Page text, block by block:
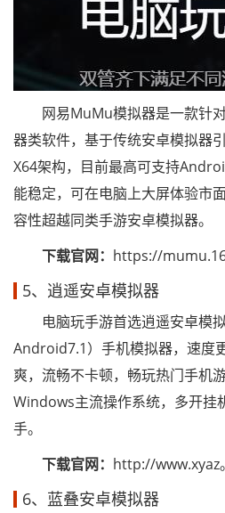
网易MuMu模拟器是一款针对
器类软件，基于传统安卓模拟器
X64架构，目前最高可支持
能稳定，可在电脑上大屏体验市
容性超越同类手游安卓模拟器。
下载官网： https://
5、逍遥安卓模拟器
电脑玩手游首选逍遥安卓模
Android7.1）手机模拟器，速度
爽，流畅不卡顿，畅玩热门手机
Windows主流操作系统，多开挂
手。
下载官网： http://www.xyaz
6、蓝叠安卓模拟器